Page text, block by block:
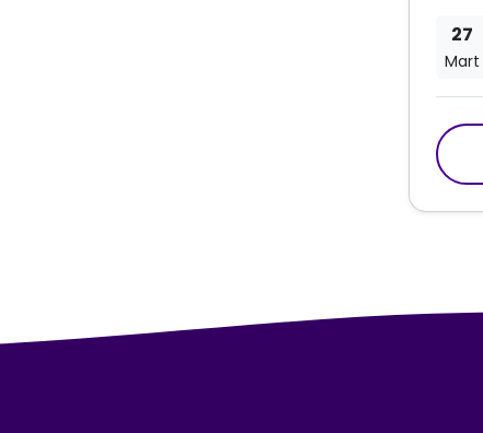
27
Mart